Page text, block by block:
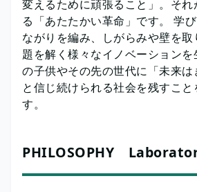
変えるために頑張ること」。そ
る「あたたかい革命」です。 学
ながりを編み、しがらみや壁を
題を解く様々なイノベーションを
の子供やその先の世代に「未来は
と信じ続けられる社会を残すこと
す。
PHILOSOPHY